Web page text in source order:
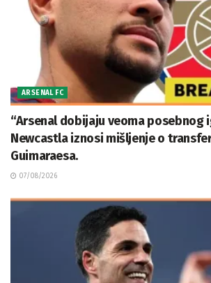
ARSENAL FC
“Arsenal dobijaju veoma posebnog
Newcastla iznosi mišljenje o
Guimaraesa.
07/08/2026